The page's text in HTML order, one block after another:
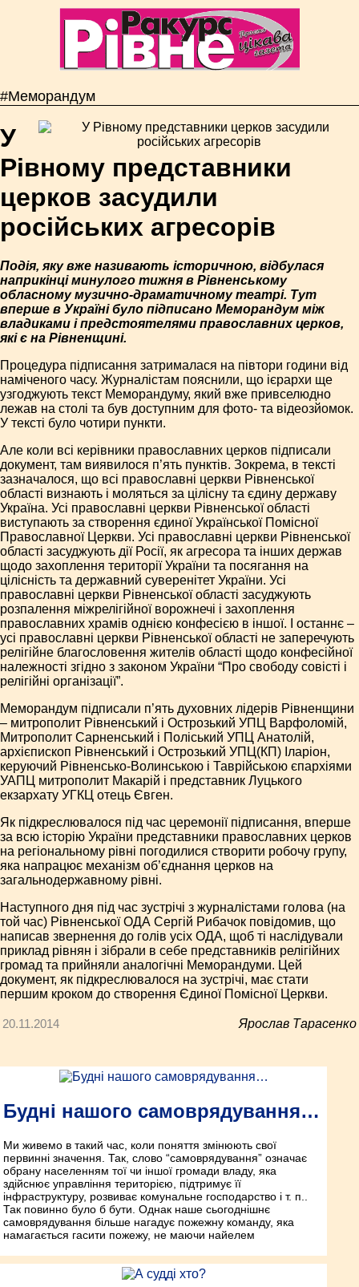
#Меморандум
У
Рівному представники
церков засудили
російських агресорів
Подія, яку вже називають історичною, відбулася
наприкінці минулого тижня в Рівненському
обласному музично-драматичному театрі. Тут
вперше в Україні було підписано Меморандум між
владиками і предстоятелями православних церков,
які є на Рівненщині.
Процедура підписання затрималася на півтори години від
наміченого часу. Журналістам пояснили, що ієрархи ще
узгоджують текст Меморандуму, який вже привселюдно
лежав на столі та був доступним для фото- та відеозйомок.
У тексті було чотири пункти.
Але коли всі керівники православних церков підписали
документ, там виявилося п’ять пунктів. Зокрема, в тексті
зазначалося, що всі православні церкви Рівненської
області визнають і моляться за цілісну та єдину державу
Україна. Усі православні церкви Рівненської області
виступають за створення єдиної Української Помісної
Православної Церкви. Усі православні церкви Рівненської
області засуджують дії Росії, як агресора та інших держав
щодо захоплення території України та посягання на
цілісність та державний суверенітет України. Усі
православні церкви Рівненської області засуджують
розпалення міжрелігійної ворожнечі і захоплення
православних храмів однією конфесією в іншої. І останнє –
усі православні церкви Рівненської області не заперечують
релігійне благословення жителів області щодо конфесійної
належності згідно з законом України “Про свободу совісті і
релігійні організації”.
Меморандум підписали п’ять духов­них лідерів Рівненщини
– митрополит Рівненський і Острозький УПЦ Варфоломій,
Митрополит Сарненський і Поліський УПЦ Анатолій,
архієпископ Рівненський і Острозький УПЦ(КП) Іларіон,
керуючий Рівненсько-Волинською і Таврійською єпархіями
УАПЦ митрополит Макарій і представник Луцького
екзархату УГКЦ отець Євген.
Як підкреслювалося під час церемонії підписання, вперше
за всю історію України представники православних церков
на регіональному рівні погодилися створити робочу групу,
яка напрацює механізм об’єднання церков на
загальнодержавному рівні.
Наступного дня під час зустрічі з журналістами голова (на
той час) Рівненської ОДА Сергій Рибачок повідомив, що
написав звернення до голів усіх ОДА, щоб ті наслідували
приклад рівнян і зібрали в себе представників релігійних
громад та прийняли аналогічні Меморандуми. Цей
документ, як підкреслювалося на зустрічі, має стати
першим кроком до створення Єдиної Помісної Церкви.
20.11.2014 Ярослав Тарасенко
Будні нашого самоврядування…
Ми живемо в такий час, коли поняття змінюють свої
первинні значення. Так, слово “самоврядування” означає
обрану населенням тої чи іншої громади владу, яка
здійснює управління територією, підтримує її
інфраструктуру, розвиває комунальне господарство і т. п..
Так повинно було б бути. Однак наше сьогоднішнє
самоврядування більше нагадує пожежну команду, яка
намагається гасити пожежу, не маючи найелем